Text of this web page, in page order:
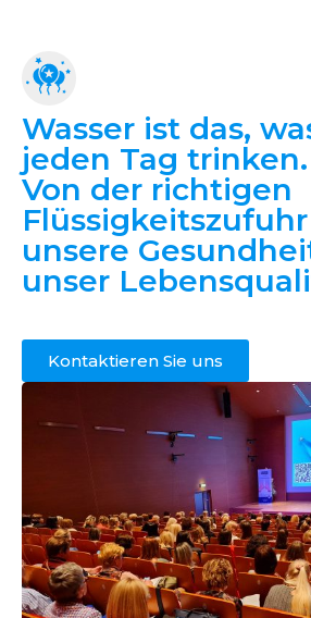
Wasser ist das,
jeden Tag trinken.
Von der richtigen
unsere
unser
Kontaktieren Sie uns